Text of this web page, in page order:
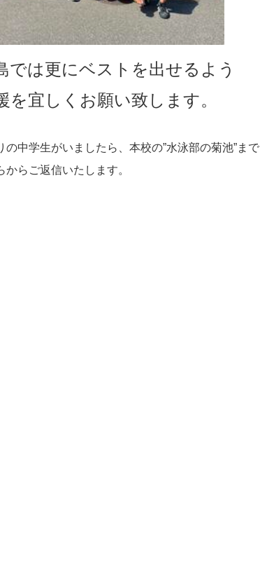
では更にベストを出せるよう
宜しくお願い致します。
中学生がいましたら、 本校の”水泳部の菊池”まで
からご返信いたします。